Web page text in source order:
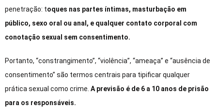
penetração: toques nas partes íntimas, masturbação em
público, sexo oral ou anal, e qualquer contato corporal com
conotação sexual sem consentimento.
Portanto, “constrangimento”, “violência”, “ameaça” e “ausência de
consentimento” são termos centrais para tipificar qualquer
prática sexual como crime. A previsão é de 6 a 10 anos de prisão
para os responsáveis.